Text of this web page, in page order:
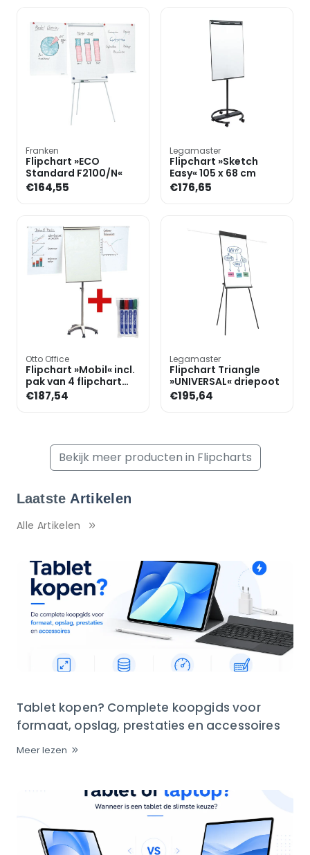
Franken
Flipchart »ECO
Standard F2100/N«
€164,55
Legamaster
Flipchart »Sketch
Easy« 105 x 68 cm
€176,65
Otto Office
Flipchart »Mobil« incl.
pak van 4 flipchart
markers
€187,54
Legamaster
Flipchart Triangle
»UNIVERSAL« driepoot
€195,64
Bekijk meer producten in Flipcharts
Laatste Artikelen
Alle Artikelen
Tablet kopen? Complete koopgids voor
formaat, opslag, prestaties en accessoires
Meer lezen